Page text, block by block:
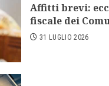
Affitti brevi:
fiscale dei
31 LUGLIO 2026